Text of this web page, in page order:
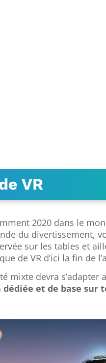
VR
2020 dans le
du divertissement,
sur les tables et
de VR d’ici la fin de
mixte devra
et de base sur